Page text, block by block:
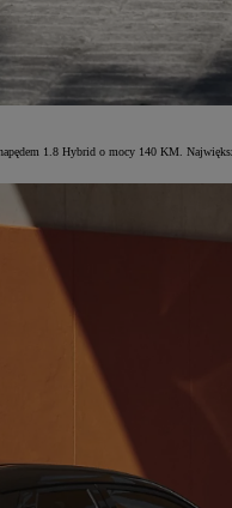
1.8 Hybrid o mocy 140 KM.